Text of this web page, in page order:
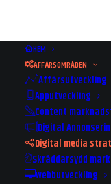
HEM
AFFÄRSOMRÅDEN
Affärsutveckling
Apputveckling
Content
Digital
Digital media
Skräddarsydd
Webbutveckling